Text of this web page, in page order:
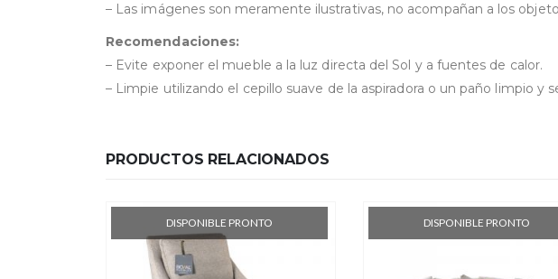
– Las imágenes son meramente ilustrativas, no acompañan a los
Recomendaciones:
– Evite exponer el mueble a la luz directa del Sol y a fuentes de calor.
– Limpie utilizando el cepillo suave de la aspiradora o un paño limpio y
PRODUCTOS RELACIONADOS
DISPONIBLE PRONTO DISPONIBLE PRONTO